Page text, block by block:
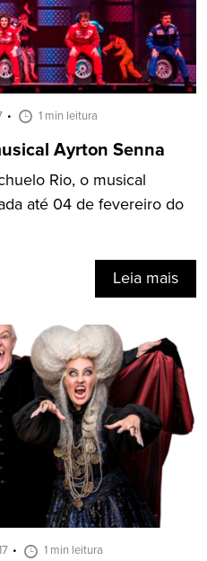
1 min leitura
Ayrton Senna
Rio, o musical
até 04 de fevereiro do
Leia mais
1 min leitura